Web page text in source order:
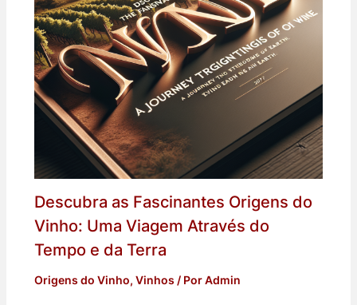
Descubra as Fascinantes Origens do
Vinho: Uma Viagem Através do
Tempo e da Terra
Origens do Vinho, Vinhos / PorAdmin